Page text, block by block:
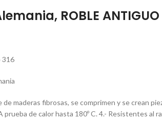
ROBLE
316
maderas fibrosas, se comprimen y se crean
de calor hasta 180º C. 4.- Resistentes al